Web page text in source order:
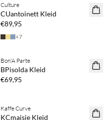
NEUHEITEN
Culture
CUantoinett Kleid
€89,95
+7
NEUHEITEN
Bon'A Parte
BPisolda Kleid
€69,95
NEUHEITEN
Kaffe Curve
KCmaisie Kleid